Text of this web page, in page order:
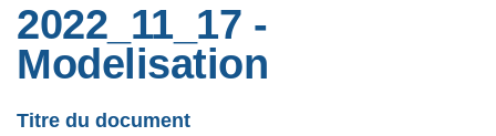
2022_11_17 -
Modelisation
Titre du document